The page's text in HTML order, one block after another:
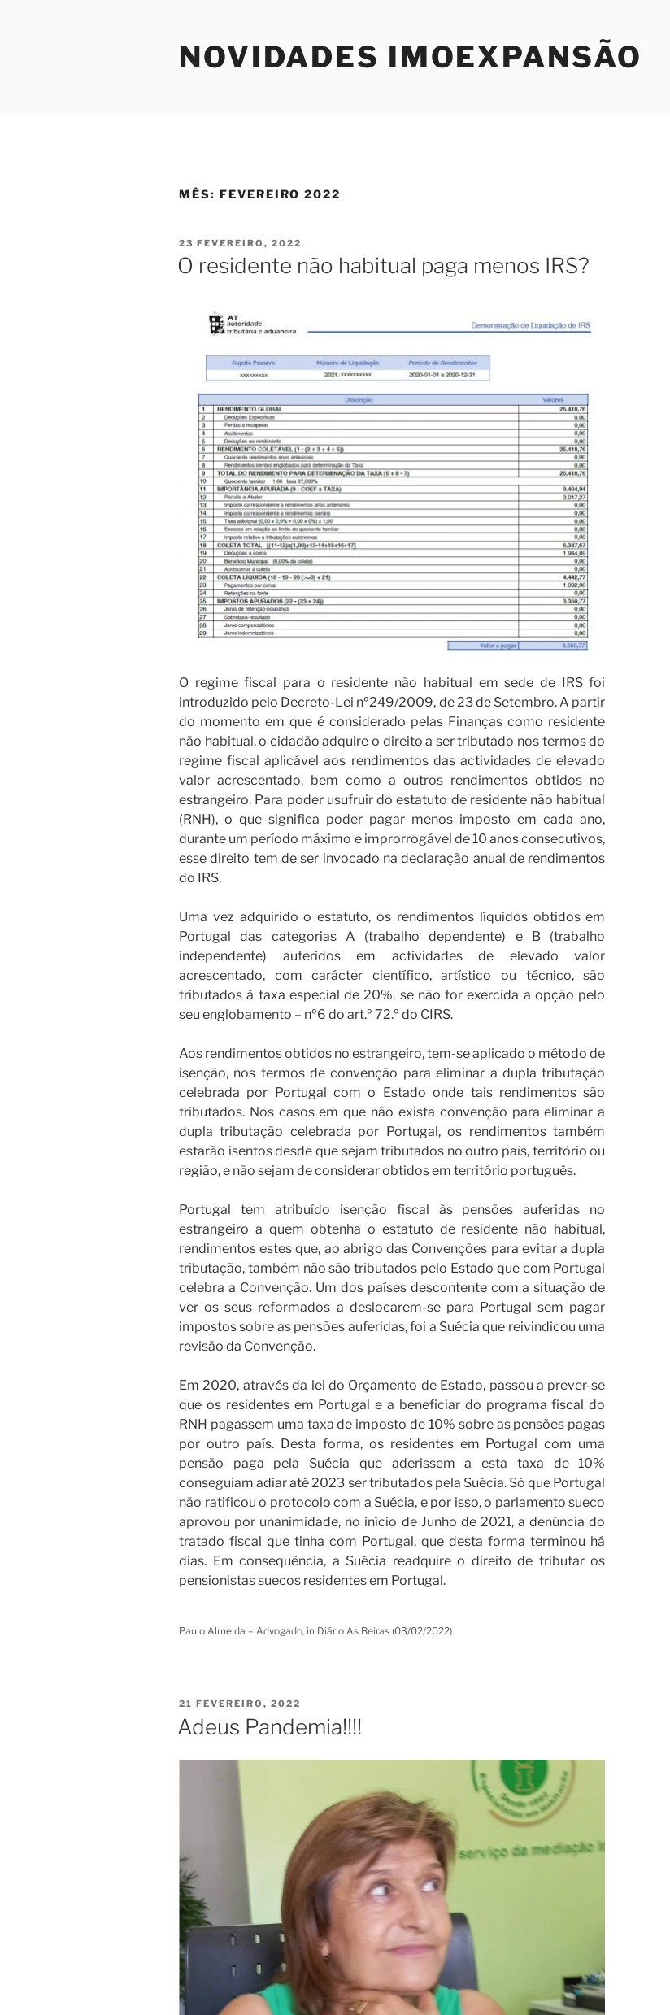
NOVIDADES IMOEXPANSÃO
MÊS: FEVEREIRO 2022
PUBLICADO
EM
23 FEVEREIRO, 2022
O residente não habitual paga menos IRS?
O regime fiscal para o residente não habitual em sede de IRS foi
introduzido pelo Decreto-Lei nº249/2009, de 23 de Setembro. A partir
do momento em que é considerado pelas Finanças como residente
não habitual, o cidadão adquire o direito a ser tributado nos termos do
regime fiscal aplicável aos rendimentos das actividades de elevado
valor acrescentado, bem como a outros rendimentos obtidos no
estrangeiro. Para poder usufruir do estatuto de residente não habitual
(RNH), o que significa poder pagar menos imposto em cada ano,
durante um período máximo e improrrogável de 10 anos consecutivos,
esse direito tem de ser invocado na declaração anual de rendimentos
do IRS.
Uma vez adquirido o estatuto, os rendimentos líquidos obtidos em
Portugal das categorias A (trabalho dependente) e B (trabalho
independente) auferidos em actividades de elevado valor
acrescentado, com carácter científico, artístico ou técnico, são
tributados à taxa especial de 20%, se não for exercida a opção pelo
seu englobamento – nº6 do art.º 72.º do CIRS.
Aos rendimentos obtidos no estrangeiro, tem-se aplicado o método de
isenção, nos termos de convenção para eliminar a dupla tributação
celebrada por Portugal com o Estado onde tais rendimentos são
tributados. Nos casos em que não exista convenção para eliminar a
dupla tributação celebrada por Portugal, os rendimentos também
estarão isentos desde que sejam tributados no outro país, território ou
região, e não sejam de considerar obtidos em território português.
Portugal tem atribuído isenção fiscal às pensões auferidas no
estrangeiro a quem obtenha o estatuto de residente não habitual,
rendimentos estes que, ao abrigo das Convenções para evitar a dupla
tributação, também não são tributados pelo Estado que com Portugal
celebra a Convenção. Um dos países descontente com a situação de
ver os seus reformados a deslocarem-se para Portugal sem pagar
impostos sobre as pensões auferidas, foi a Suécia que reivindicou uma
revisão da Convenção.
Em 2020, através da lei do Orçamento de Estado, passou a prever-se
que os residentes em Portugal e a beneficiar do programa fiscal do
RNH pagassem uma taxa de imposto de 10% sobre as pensões pagas
por outro país. Desta forma, os residentes em Portugal com uma
pensão paga pela Suécia que aderissem a esta taxa de 10%
conseguiam adiar até 2023 ser tributados pela Suécia. Só que Portugal
não ratificou o protocolo com a Suécia, e por isso, o parlamento sueco
aprovou por unanimidade, no início de Junho de 2021, a denúncia do
tratado fiscal que tinha com Portugal, que desta forma terminou há
dias. Em consequência, a Suécia readquire o direito de tributar os
pensionistas suecos residentes em Portugal.
Paulo Almeida – Advogado, in Diário As Beiras (03/02/2022)
PUBLICADO
EM
21 FEVEREIRO, 2022
Adeus Pandemia!!!!